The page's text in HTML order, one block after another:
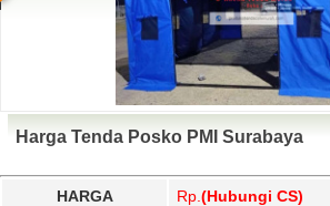
Harga Tenda Posko PMI Surabaya
HARGA Rp. (Hubungi CS)